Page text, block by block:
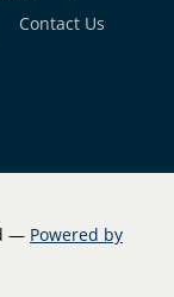
Contact Us
— Powered by